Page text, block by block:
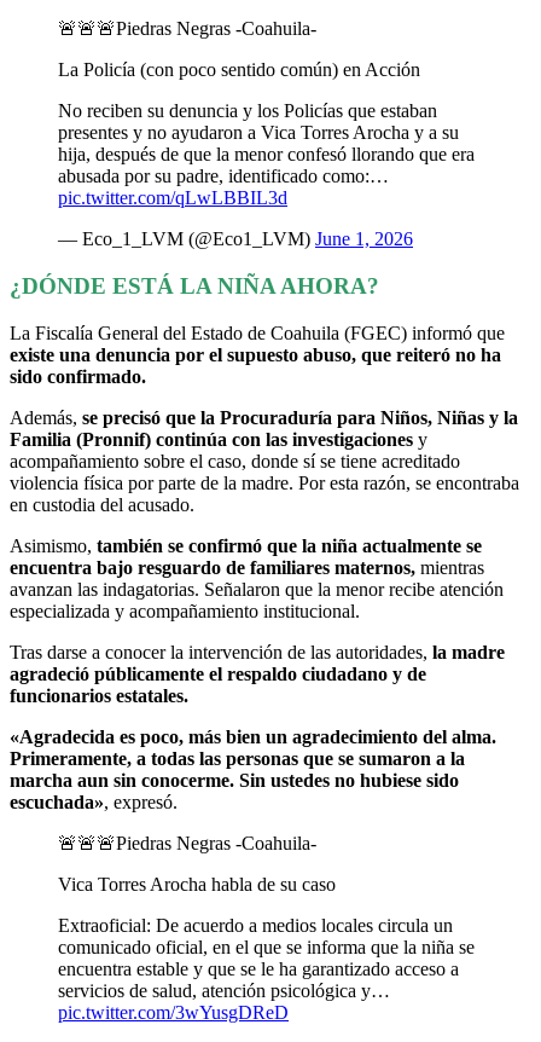
🚨🚨🚨Piedras Negras -Coahuila-
La Policía (con poco sentido común) en Acción
No reciben su denuncia y los Policías que estaban
presentes y no ayudaron a Vica Torres Arocha y a su
hija, después de que la menor confesó llorando que era
abusada por su padre, identificado como:…
pic.twitter.com/qLwLBBIL3d
— Eco_1_LVM (@Eco1_LVM) June 1, 2026
¿DÓNDE ESTÁ LA NIÑA AHORA?
La Fiscalía General del Estado de Coahuila (FGEC) informó que
existe una denuncia por el supuesto abuso, que reiteró no ha
sido confirmado.
Además, se precisó que la Procuraduría para Niños, Niñas y la
Familia (Pronnif) continúa con las investigaciones y
acompañamiento sobre el caso, donde sí se tiene acreditado
violencia física por parte de la madre. Por esta razón, se encontraba
en custodia del acusado.
Asimismo, también se confirmó que la niña actualmente se
encuentra bajo resguardo de familiares maternos, mientras
avanzan las indagatorias. Señalaron que la menor recibe atención
especializada y acompañamiento institucional.
Tras darse a conocer la intervención de las autoridades, la madre
agradeció públicamente el respaldo ciudadano y de
funcionarios estatales.
«Agradecida es poco, más bien un agradecimiento del alma.
Primeramente, a todas las personas que se sumaron a la
marcha aun sin conocerme. Sin ustedes no hubiese sido
escuchada», expresó.
🚨🚨🚨Piedras Negras -Coahuila-
Vica Torres Arocha habla de su caso
Extraoficial: De acuerdo a medios locales circula un
comunicado oficial, en el que se informa que la niña se
encuentra estable y que se le ha garantizado acceso a
servicios de salud, atención psicológica y…
pic.twitter.com/3wYusgDReD